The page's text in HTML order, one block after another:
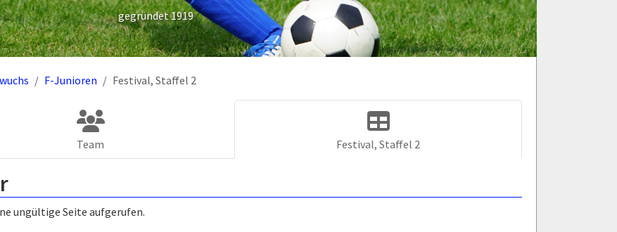
gegründet 1919
F-Junioren Festival, Staffel 2
Team Festival, Staffel 2
ungültige Seite aufgerufen.